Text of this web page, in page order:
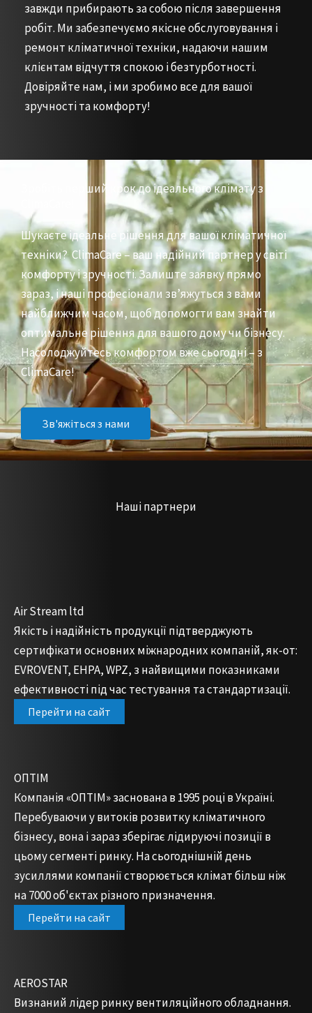
завжди прибирають за собою після завершення
робіт. Ми забезпечуємо якісне обслуговування і
ремонт кліматичної техніки, надаючи нашим
клієнтам відчуття спокою і безтурботності.
Довіряйте нам, і ми зробимо все для вашої
зручності та комфорту!
Зробіть перший крок до ідеального клімату з
Шукаєте ідеальне рішення для вашої кліматичної
техніки? ClimaCare – ваш надійний партнер у світі
комфорту і зручності. Залиште заявку прямо
зараз, і наші професіонали зв’яжуться з вами
найближчим часом, щоб допомогти вам знайти
оптимальне рішення для вашого дому чи бізнесу.
Насолоджуйтесь комфортом вже сьогодні – з
ClimaCare!
Зв'яжіться з нами
Наші партнери
Air Stream ltd
Якість і надійність продукції підтверджують
сертифікати основних міжнародних компаній, як-от:
EVROVENT, EHPA, WPZ, з найвищими показниками
ефективності під час тестування та стандартизації.
Перейти на сайт
ОПТІМ
Компанія «ОПТІМ» заснована в 1995 році в Україні.
Перебуваючи у витоків розвитку кліматичного
бізнесу, вона і зараз зберігає лідируючі позиції в
цьому сегменті ринку. На сьогоднішній день
зусиллями компанії створюється клімат більш ніж
на 7000 об'єктах різного призначення.
Перейти на сайт
AEROSTAR
Визнаний лідер ринку вентиляційного обладнання.